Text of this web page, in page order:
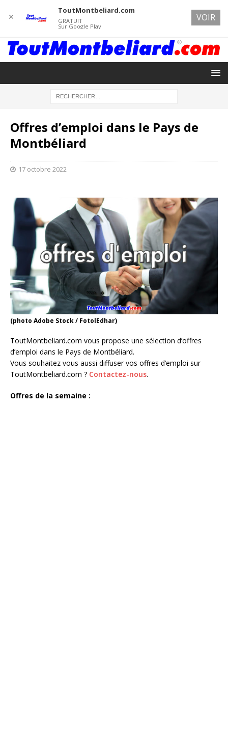
Offres d’emploi dans le Pays de
Montbéliard
17 octobre 2022
(photo Adobe Stock / FotolEdhar)
ToutMontbeliard.com vous propose une sélection d’offres
d’emploi dans le Pays de Montbéliard.
Vous souhaitez vous aussi diffuser vos offres d’emploi sur
ToutMontbeliard.com ? Contactez-nous.
Offres de la semaine :
✕
ToutMontbeliard.com
GRATUIT
Sur Google Play
VOIR